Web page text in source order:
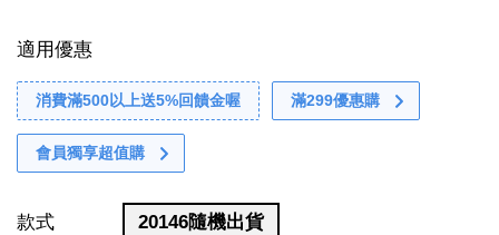
適用優惠
消費滿500以上送5%回饋金喔 滿299優惠購
會員獨享超值購
款式 20146隨機出貨